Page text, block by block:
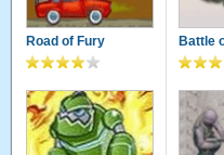
Road of Fury Battle